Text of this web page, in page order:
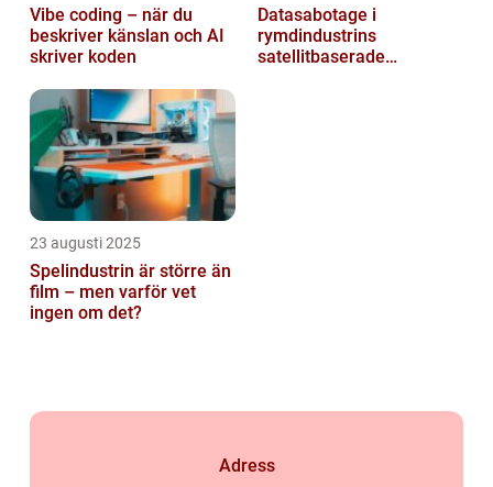
Vibe coding – när du
beskriver känslan och AI
skriver koden
Datasabotage i
rymdindustrins
satellitbaserade
23 augusti 2025
Spelindustrin är större än
film – men varför vet
ingen om det?
Adress